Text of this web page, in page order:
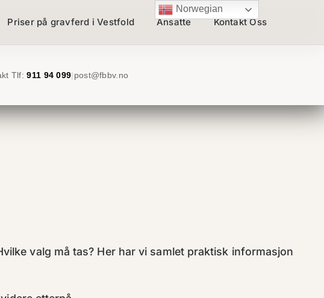
Priser på gravferd i Vestfold Ansatte Kontakt Oss
Tlf:911 94 099| post@fbbv.no
valg må tas? Her har vi samlet praktisk informasjon
Norwegian